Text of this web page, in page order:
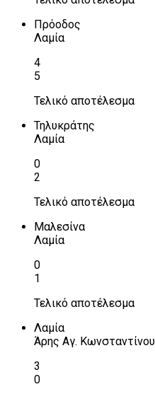
Πρόοδος
Λαμία
4
5
Τελικό αποτέλεσμα
Τηλυκράτης
Λαμία
0
2
Τελικό αποτέλεσμα
Μαλεσίνα
Λαμία
0
1
Τελικό αποτέλεσμα
Λαμία
Άρης Αγ. Κωνσταντίνου
3
0